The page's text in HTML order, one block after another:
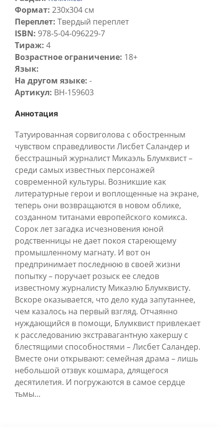
Формат: 230x304 см
Переплет: Твердый переплет
ISBN: 978-5-04-096229-7
Тираж: 4
Возрастное ограничение: 18+
Язык:
На другом языке: -
Артикул: BH-159603
Аннотация
Татуированная сорвиголова с обостренным
чувством справедливости Лисбет Саландер и
бесстрашный журналист Микаэль Блумквист –
среди самых известных персонажей
современной культуры. Возникшие как
литературные герои и воплощенные на экране,
теперь они возвращаются в новом облике,
созданном титанами европейского комикса.
Сорок лет загадка исчезновения юной
родственницы не дает покоя стареющему
промышленному магнату. И вот он
предпринимает последнюю в своей жизни
попытку – поручает розыск ее следов
известному журналисту Микаэлю Блумквисту.
Вскоре оказывается, что дело куда запутаннее,
чем казалось на первый взгляд. Отчаянно
нуждающийся в помощи, Блумквист привлекает
к расследованию экстравагантную хакершу с
блестящими способностями – Лисбет Саландер.
Вместе они открывают: семейная драма – лишь
небольшой отзвук кошмара, длящегося
десятилетия. И погружаются в самое сердце
тьмы…